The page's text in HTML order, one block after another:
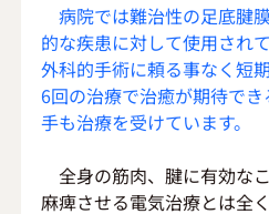
病院では難治性の足底腱
的な疾患に対して使用されて
外科的手術に頼る事なく短
6回の治療で治癒が期待で
手も治療を受けています。
全身の筋肉、腱に有効な
麻痺させる電気治療とは全く